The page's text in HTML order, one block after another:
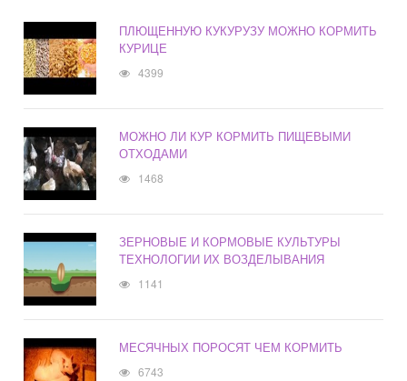
ПЛЮЩЕННУЮ КУКУРУЗУ МОЖНО КОРМИТЬ
КУРИЦЕ
4399
МОЖНО ЛИ КУР КОРМИТЬ ПИЩЕВЫМИ
ОТХОДАМИ
1468
ЗЕРНОВЫЕ И КОРМОВЫЕ КУЛЬТУРЫ
ТЕХНОЛОГИИ ИХ ВОЗДЕЛЫВАНИЯ
1141
МЕСЯЧНЫХ ПОРОСЯТ ЧЕМ КОРМИТЬ
6743